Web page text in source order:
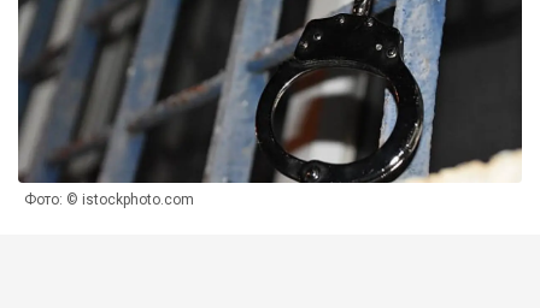
Фото: © istockphoto.com